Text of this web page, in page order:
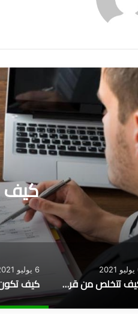
كيف
كيف تتخلص من قرض البنك؟
6 يوليو 2021